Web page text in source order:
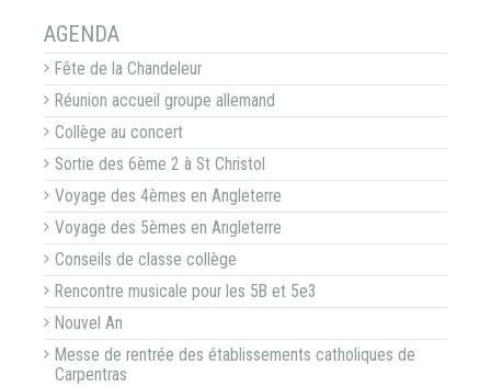
NAVIGATION
AGENDA
Fête de la Chandeleur
Réunion accueil groupe allemand
Collège au concert
Sortie des 6ème 2 à St Christol
Voyage des 4èmes en Angleterre
Voyage des 5èmes en Angleterre
Conseils de classe collège
Rencontre musicale pour les 5B et 5e3
Nouvel An
Messe de rentrée des établissements catholiques de
Carpentras